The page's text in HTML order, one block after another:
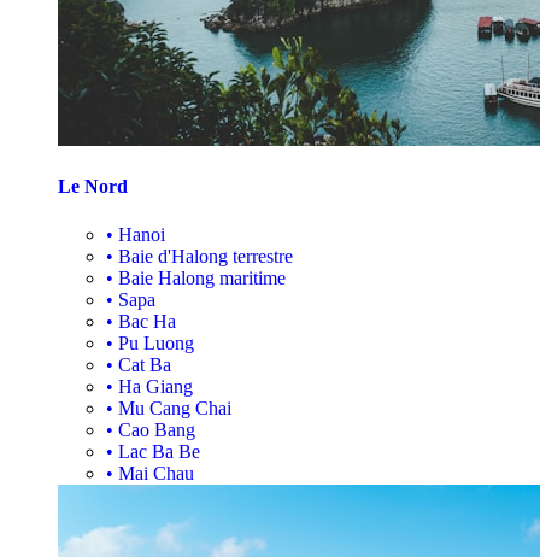
Le Nord
• Hanoi
• Baie d'Halong terrestre
• Baie Halong maritime
• Sapa
• Bac Ha
• Pu Luong
• Cat Ba
• Ha Giang
• Mu Cang Chai
• Cao Bang
• Lac Ba Be
• Mai Chau